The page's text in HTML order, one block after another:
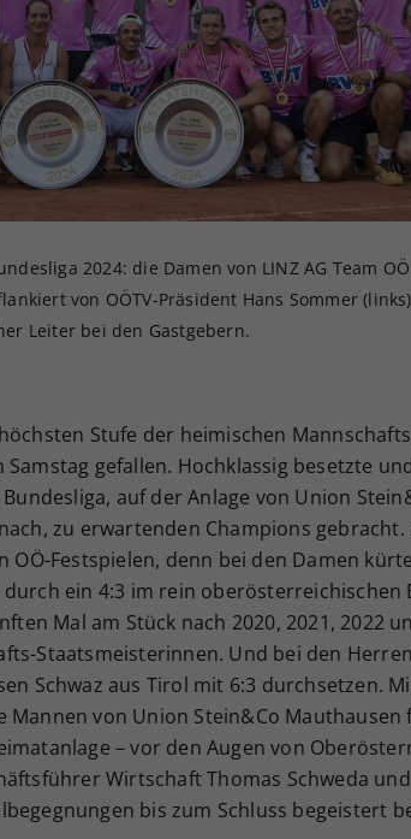
2024: die Damen von LINZ AG Team
von OÖTV-Präsident Hans Sommer
Leiter bei den Gastgebern.
Stufe der heimischen
Samstag gefallen. Hochklassig besetzte
auf der Anlage von Union
zu erwartenden Champions gebracht.
Festspielen, denn bei den Damen
ein 4:3 im rein oberösterreichischen
Mal am Stück nach 2020, 2021, 2022
Staatsmeisterinnen. Und bei den
Schwaz aus Tirol mit 6:3 durchsetzen.
Mannen von Union Stein&Co Mauthausen
– vor den Augen von
Wirtschaft Thomas Schweda
bis zum Schluss begeistert
Ihrer vorgenommen
Webseiten-Betreiber